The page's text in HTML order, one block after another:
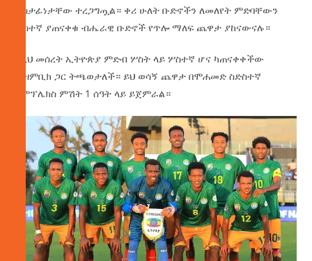
ተሳታፊነታቸው ተረጋግጧል። ቀሪ ሁለት ቡድኖችን ለመለየት ምድባቸውን
ሦስተኛ ያጠናቀቁ ብሔራዊ ቡድኖች የጥሎ ማለፍ ጨዋታ ያከናውናሉ።
በዚህ መሰረት ኢትዮጵያ ምድብ ሦስት ላይ ሦስተኛ ሆና ካጠናቀቀችው
ሞዛምቢክ ጋር ትጫወታለች። ይህ ወሳኝ ጨዋታ በሞሐመድ ስድስተኛ
ኮምፕሌክስ ምሽት 1 ሰዓት ላይ ይጀምራል።